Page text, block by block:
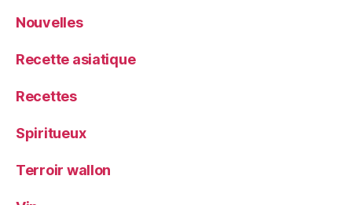
Nouvelles
Recette asiatique
Recettes
Spiritueux
Terroir wallon